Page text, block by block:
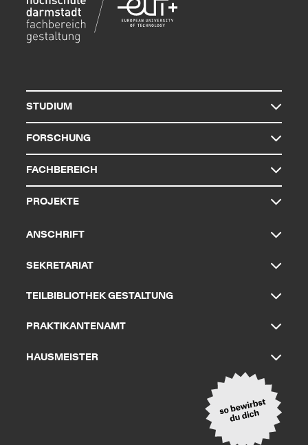
STUDIUM
FORSCHUNG
FACHBEREICH
PROJEKTE
ANSCHRIFT
SEKRETARIAT
TEILBIBLIOTHEK GESTALTUNG
PRAKTIKANTENAMT
HAUSMEISTER